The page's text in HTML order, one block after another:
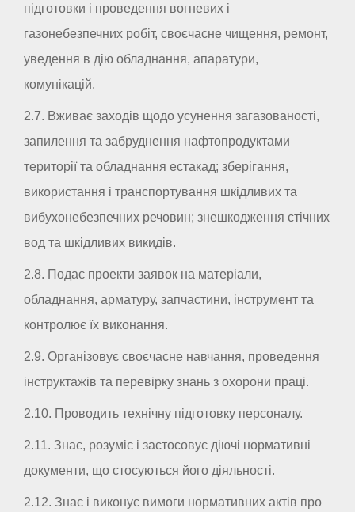
підготовки і проведення вогневих і
газонебезпечних робіт, своєчасне чищення, ремонт,
уведення в дію обладнання, апаратури,
комунікацій.
2.7. Вживає заходів щодо усунення загазованості,
запилення та забруднення нафтопродуктами
території та обладнання естакад; зберігання,
використання і транспортування шкідливих та
вибухонебезпечних речовин; знешкодження стічних
вод та шкідливих викидів.
2.8. Подає проекти заявок на матеріали,
обладнання, арматуру, запчастини, інструмент та
контролює їх виконання.
2.9. Організовує своєчасне навчання, проведення
інструктажів та перевірку знань з охорони праці.
2.10. Проводить технічну підготовку персоналу.
2.11. Знає, розуміє і застосовує діючі нормативні
документи, що стосуються його діяльності.
2.12. Знає і виконує вимоги нормативних актів про